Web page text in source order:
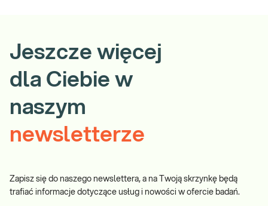
Jeszcze więcej
dla Ciebie w
naszym
newsletterze
Zapisz się do naszego newslettera, a na Twoją skrzynkę będą
trafiać informacje dotyczące usług i nowości w ofercie badań.